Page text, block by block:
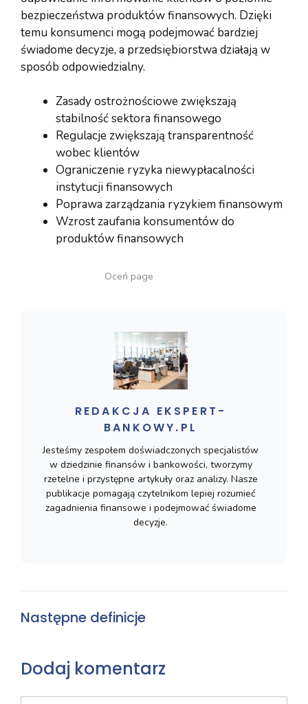
bezpieczeństwa produktów finansowych. Dzięki
temu konsumenci mogą podejmować bardziej
świadome decyzje, a przedsiębiorstwa działają w
sposób odpowiedzialny.
Zasady ostrożnościowe zwiększają
stabilność sektora finansowego
Regulacje zwiększają transparentność
wobec klientów
Ograniczenie ryzyka niewypłacalności
instytucji finansowych
Poprawa zarządzania ryzykiem finansowym
Wzrost zaufania konsumentów do
produktów finansowych
Oceń page
REDAKCJA EKSPERT-
BANKOWY.PL
Jesteśmy zespołem doświadczonych specjalistów
w dziedzinie finansów i bankowości, tworzymy
rzetelne i przystępne artykuły oraz analizy. Nasze
publikacje pomagają czytelnikom lepiej rozumieć
zagadnienia finansowe i podejmować świadome
decyzje.
Następne definicje
Dodaj komentarz